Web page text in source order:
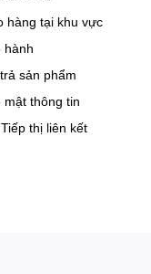
hàng tại khu vực
hành
sản phẩm
thông tin
thị liên kết